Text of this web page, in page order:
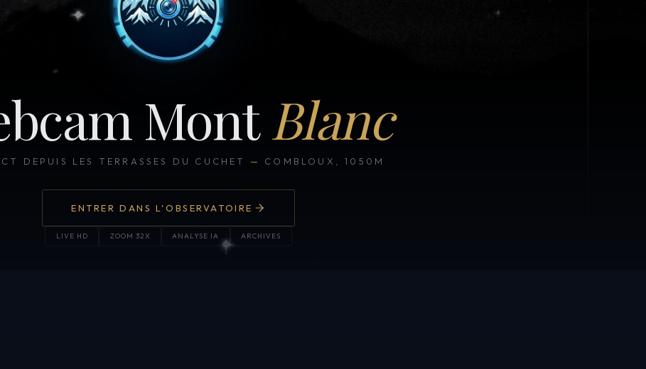
Mont Blanc
DEPUIS LES TERRASSES DU CUCHET — COMBLOUX, 1050M
ENTRER DANS L'OBSERVATOIRE
LIVE HD ZOOM 32X ANALYSE IA ARCHIVES